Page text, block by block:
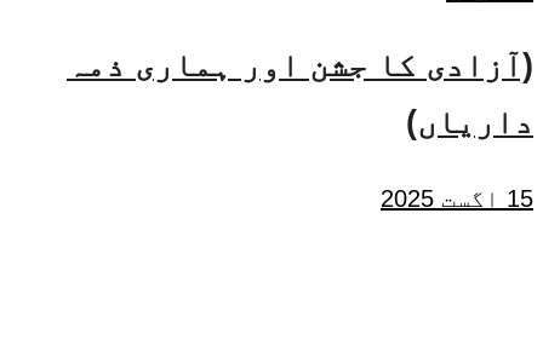
(آزادی کا جشن اور ہماری ذمہ
داریاں)
15 اگست 2025